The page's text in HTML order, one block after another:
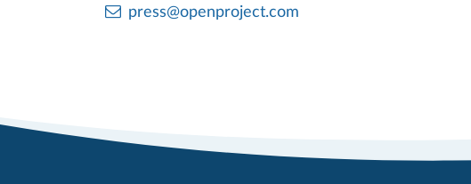
press@openproject.com